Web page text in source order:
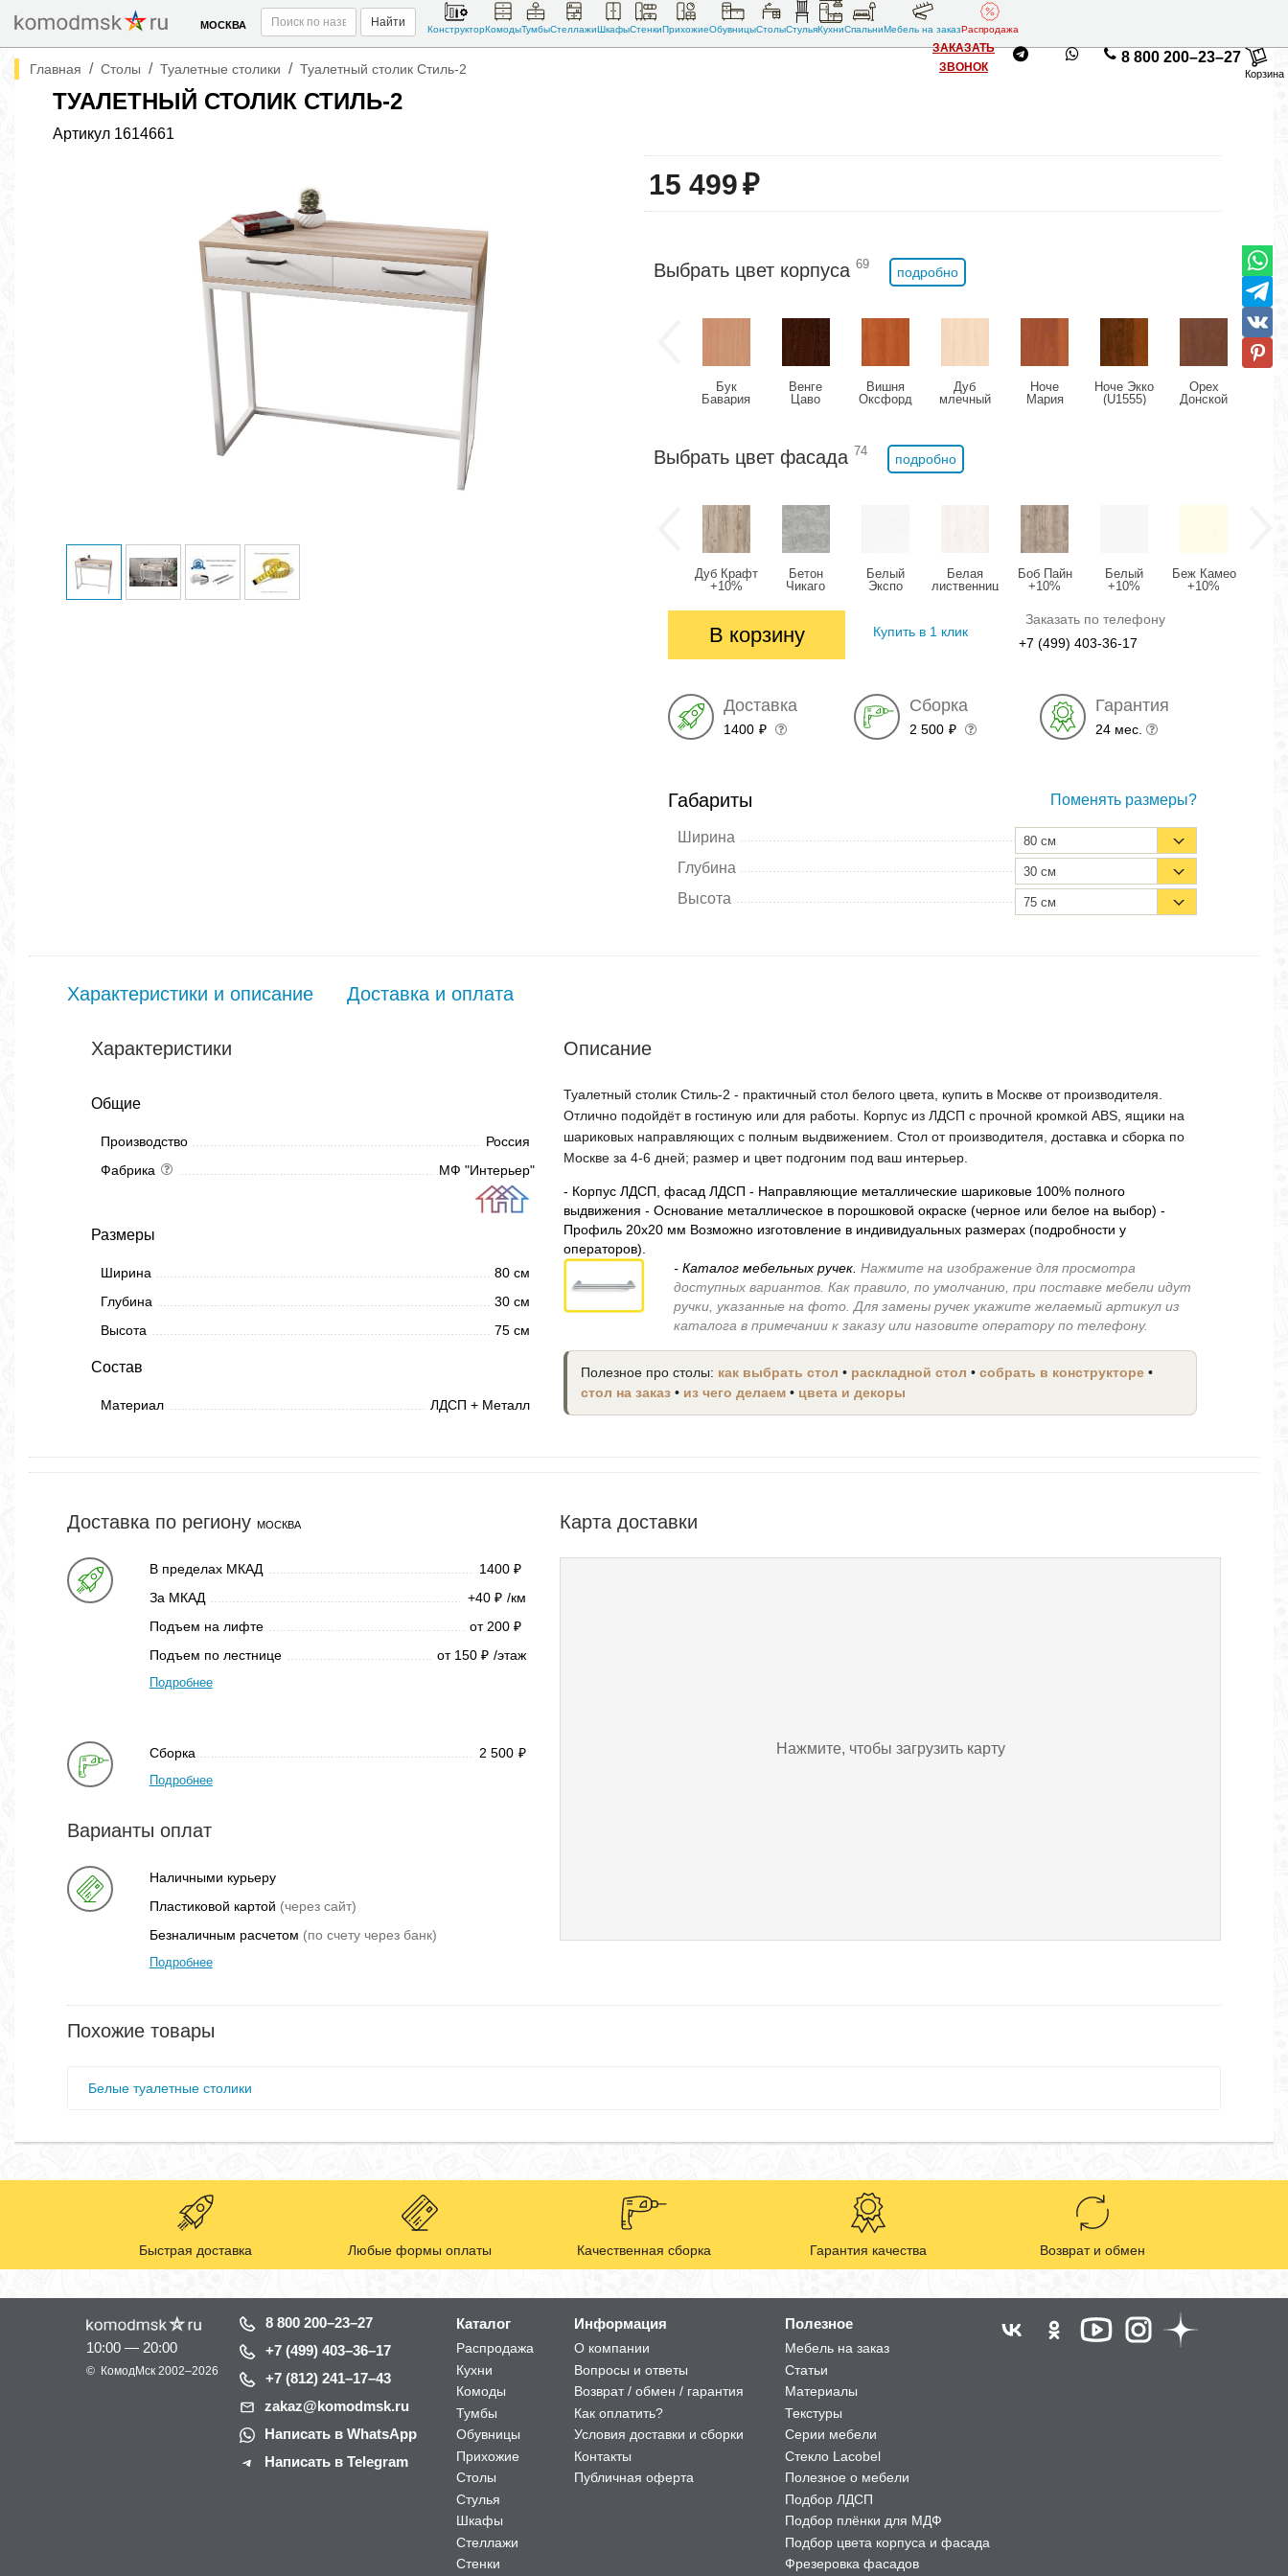
МОСКВА Найти
КонструкторКомодыТумбыСтеллажиШкафыСтенкиПрихожиеОбувницыСтолыСтульяКухниСпальниМебель на заказРаспродажа
ЗАКАЗАТЬ
ЗВОНОК
8 800 200–23–27
Корзина
Главная / Столы / Туалетные столики / Туалетный столик Стиль-2
ТУАЛЕТНЫЙ СТОЛИК СТИЛЬ-2
Артикул 1614661
15 499₽
Выбрать цвет корпуса 69
подробно
Бук
Бавария
Венге
Цаво
Вишня
Оксфорд
Дуб
млечный
Ноче
Мария
Ноче Экко
(U1555)
Орех
Донской
Выбрать цвет фасада 74
подробно
Дуб Крафт
+10%
Бетон
Чикаго
+10%
Белый
Экспо
Белая
лиственница
Боб Пайн
+10%
Белый
+10%
Беж Камео
+10%
В корзину Купить в 1 клик
Заказать по телефону
+7 (499) 403-36-17
Доставка
1400 ₽
Сборка
2 500 ₽
Гарантия
24 мес.
Габариты Поменять размеры?
Ширина 80 см
Глубина 30 см
Высота 75 см
Характеристики и описание Доставка и оплата
Характеристики
Общие
Производство
Россия
Фабрика
МФ "Интерьер"
Размеры
Ширина
80 см
Глубина
30 см
Высота
75 см
Состав
Материал ЛДСП + Металл
Описание
Туалетный столик Стиль-2 - практичный стол белого цвета, купить в Москве от производителя.
Отлично подойдёт в гостиную или для работы. Корпус из ЛДСП с прочной кромкой ABS, ящики на
шариковых направляющих с полным выдвижением. Стол от производителя, доставка и сборка по
Москве за 4-6 дней; размер и цвет подгоним под ваш интерьер.
- Корпус ЛДСП, фасад ЛДСП - Направляющие металлические шариковые 100% полного
выдвижения - Основание металлическое в порошковой окраске (черное или белое на выбор) -
Профиль 20х20 мм Возможно изготовление в индивидуальных размерах (подробности у
операторов).
- Каталог мебельных ручек.Нажмите на изображение для просмотра
доступных вариантов. Как правило, по умолчанию, при поставке мебели идут
ручки, указанные на фото. Для замены ручек укажите желаемый артикул из
каталога в примечании к заказу или назовите оператору по телефону.
Полезное про столы: как выбрать стол • раскладной стол •собрать в конструкторе •
стол на заказ • из чего делаем • цвета и декоры
Доставка по региону МОСКВА
В пределах МКАД 1400 ₽
За МКАД +40 ₽ /км
Подъем на лифте
от 200 ₽
Подъем по лестнице от 150 ₽ /этаж
Подробнее
Сборка 2 500 ₽
Подробнее
Варианты оплат
Наличными курьеру
Пластиковой картой (через сайт)
Безналичным расчетом (по счету через банк)
Подробнее
Карта доставки
Нажмите, чтобы загрузить карту
Похожие товары
Белые туалетные столики
Быстрая доставка Любые формы оплаты Качественная сборка Гарантия качества Возврат и обмен
10:00 — 20:00
© КомодМск 2002–2026
8 800 200–23–27
+7 (499) 403–36–17
+7 (812) 241–17–43
zakaz@komodmsk.ru
Написать в WhatsApp
Написать в Telegram
Каталог
Распродажа
Кухни
Комоды
Тумбы
Обувницы
Прихожие
Столы
Стулья
Шкафы
Стеллажи
Стенки
Информация
О компании
Вопросы и ответы
Возврат / обмен / гарантия
Как оплатить?
Условия доставки и сборки
Контакты
Публичная оферта
Полезное
Мебель на заказ
Статьи
Материалы
Текстуры
Серии мебели
Стекло Lacobel
Полезное о мебели
Подбор ЛДСП
Подбор плёнки для МДФ
Подбор цвета корпуса и фасада
Фрезеровка фасадов